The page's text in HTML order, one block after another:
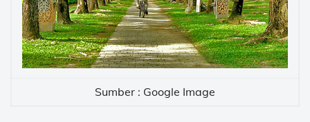
Sumber : Google Image